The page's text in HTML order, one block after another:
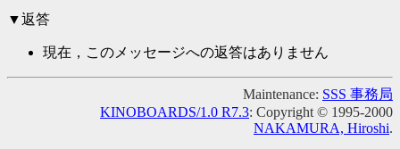
▼返答
現在，このメッセージへの返答はありません
Maintenance: SSS 事務局
KINOBOARDS/1.0 R7.3: Copyright © 1995-2000
NAKAMURA, Hiroshi.